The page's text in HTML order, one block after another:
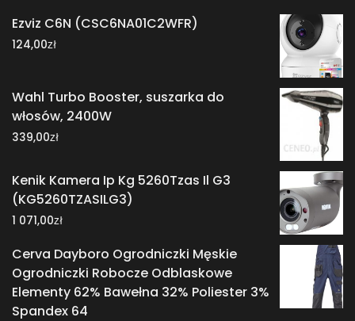
Ezviz C6N (CSC6NA01C2WFR)
124,00zł
Wahl Turbo Booster, suszarka do
włosów, 2400W
339,00zł
Kenik Kamera Ip Kg 5260Tzas Il G3
(KG5260TZASILG3)
1 071,00zł
Cerva Dayboro Ogrodniczki Męskie
Ogrodniczki Robocze Odblaskowe
Elementy 62% Bawełna 32% Poliester 3%
Spandex 64